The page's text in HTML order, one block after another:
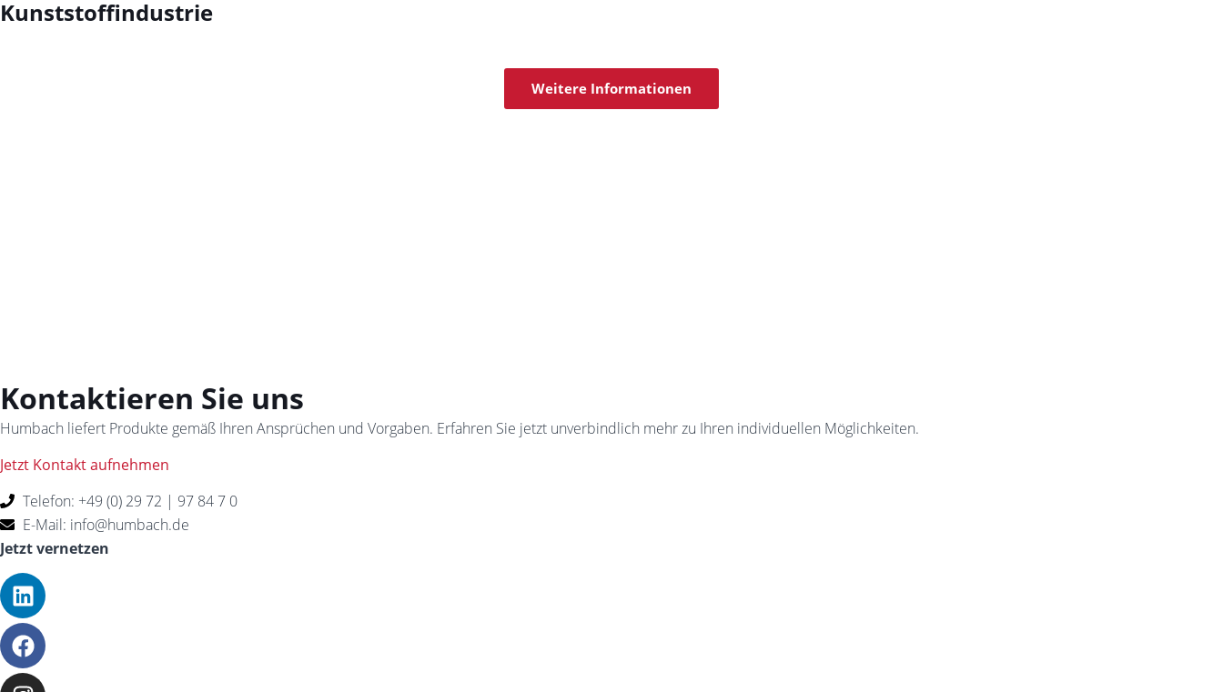
Kunststoffindustrie
Weitere Informationen
Kontaktieren Sie uns
Humbach liefert Produkte gemäß Ihren Ansprüchen und Vorgaben. Erfahren Sie jetzt unverbindlich mehr zu Ihren individuellen Möglichkeiten.
Jetzt Kontakt aufnehmen
Telefon: +49 (0) 29 72 | 97 84 7 0
E-Mail: info@humbach.de
Jetzt vernetzen
L
i
n
k
e
F
a
c
e
b
I
n
s
t
a